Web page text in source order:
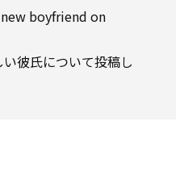
boyfriend on
彼氏について投稿し